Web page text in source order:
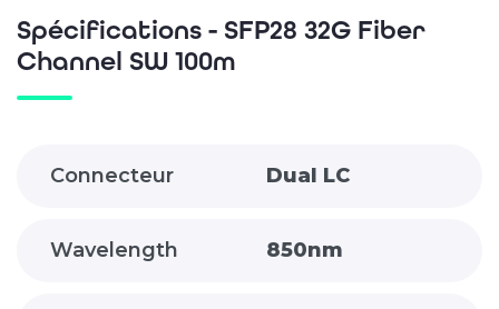
Spécifications - SFP28 32G Fiber
Channel SW 100m
Connecteur Dual LC
Wavelength 850nm